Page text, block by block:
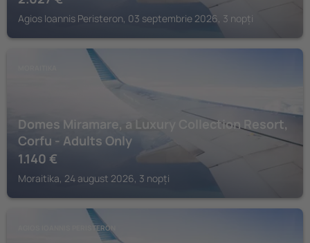
Agios Ioannis Peristeron, 03 septembrie 2026, 3 nopți
Domes Miramare, a Luxury Collection Resort,
Corfu - Adults Only
1.140 €
Moraitika, 24 august 2026, 3 nopți
AGIOS IOANNIS PERISTERON